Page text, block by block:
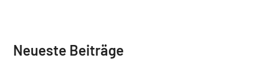
Neueste Beiträge